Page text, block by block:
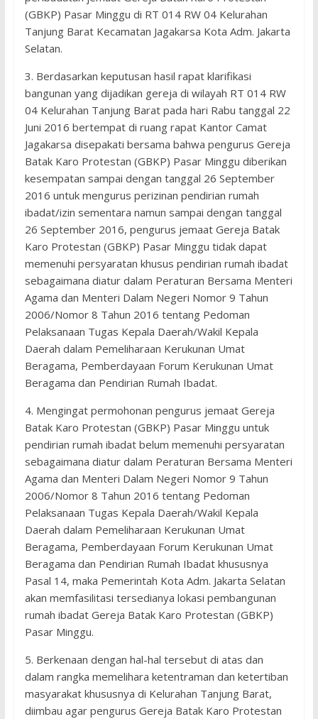
(GBKP) Pasar Minggu di RT 014 RW 04 Kelurahan
Tanjung Barat Kecamatan Jagakarsa Kota Adm. Jakarta
Selatan.
3. Berdasarkan keputusan hasil rapat klarifikasi
bangunan yang dijadikan gereja di wilayah RT 014 RW
04 Kelurahan Tanjung Barat pada hari Rabu tanggal 22
Juni 2016 bertempat di ruang rapat Kantor Camat
Jagakarsa disepakati bersama bahwa pengurus Gereja
Batak Karo Protestan (GBKP) Pasar Minggu diberikan
kesempatan sampai dengan tanggal 26 September
2016 untuk mengurus perizinan pendirian rumah
ibadat/izin sementara namun sampai dengan tanggal
26 September 2016, pengurus jemaat Gereja Batak
Karo Protestan (GBKP) Pasar Minggu tidak dapat
memenuhi persyaratan khusus pendirian rumah ibadat
sebagaimana diatur dalam Peraturan Bersama Menteri
Agama dan Menteri Dalam Negeri Nomor 9 Tahun
2006/Nomor 8 Tahun 2016 tentang Pedoman
Pelaksanaan Tugas Kepala Daerah/Wakil Kepala
Daerah dalam Pemeliharaan Kerukunan Umat
Beragama, Pemberdayaan Forum Kerukunan Umat
Beragama dan Pendirian Rumah Ibadat.
4. Mengingat permohonan pengurus jemaat Gereja
Batak Karo Protestan (GBKP) Pasar Minggu untuk
pendirian rumah ibadat belum memenuhi persyaratan
sebagaimana diatur dalam Peraturan Bersama Menteri
Agama dan Menteri Dalam Negeri Nomor 9 Tahun
2006/Nomor 8 Tahun 2016 tentang Pedoman
Pelaksanaan Tugas Kepala Daerah/Wakil Kepala
Daerah dalam Pemeliharaan Kerukunan Umat
Beragama, Pemberdayaan Forum Kerukunan Umat
Beragama dan Pendirian Rumah Ibadat khususnya
Pasal 14, maka Pemerintah Kota Adm. Jakarta Selatan
akan memfasilitasi tersedianya lokasi pembangunan
rumah ibadat Gereja Batak Karo Protestan (GBKP)
Pasar Minggu.
5. Berkenaan dengan hal-hal tersebut di atas dan
dalam rangka memelihara ketentraman dan ketertiban
masyarakat khususnya di Kelurahan Tanjung Barat,
diimbau agar pengurus Gereja Batak Karo Protestan